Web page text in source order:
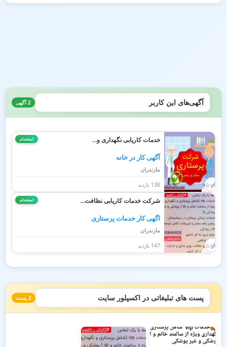
آگهی‌های این کاربر 2 آگهی
استخدام خدمات کاریابی نگهداری و...
آگهی کار در خانه
مازندران
138 بازدید
استخدام شرکت خدمات کاریابی نظافت...
اگهی کار خدمات پرستاری
مازندران
147 بازدید
پست های تبلیغاتی در اکسپلور سایت 2 پست